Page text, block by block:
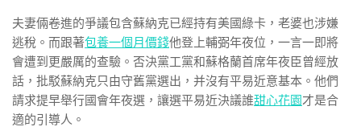
夫妻倆卷進的爭議包含蘇納克已經持有美國綠卡，老婆也涉嫌
逃稅。而跟著包養一個月價錢他登上輔弼年夜位，一言一即將
會遭到更嚴厲的查驗。否決黨工黨和蘇格蘭首席年夜臣曾經放
話，批駁蘇納克只由守舊黨選出，并沒有平易近意基本。他們
請求提早舉行國會年夜選，讓選平易近決議誰甜心花園才是合
適的引導人。